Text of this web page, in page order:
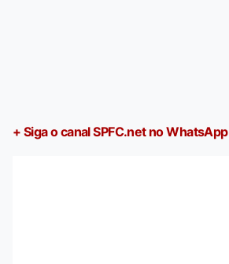
+ Siga o canal SPFC.net no WhatsApp